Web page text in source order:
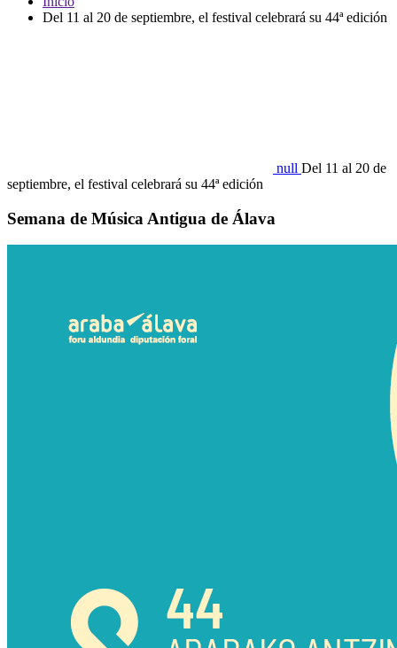
Del 11 al 20 de septiembre, el festival celebrará su 44ª edición
null Del 11 al 20 de
septiembre, el festival celebrará su 44ª edición
Semana de Música Antigua de Álava